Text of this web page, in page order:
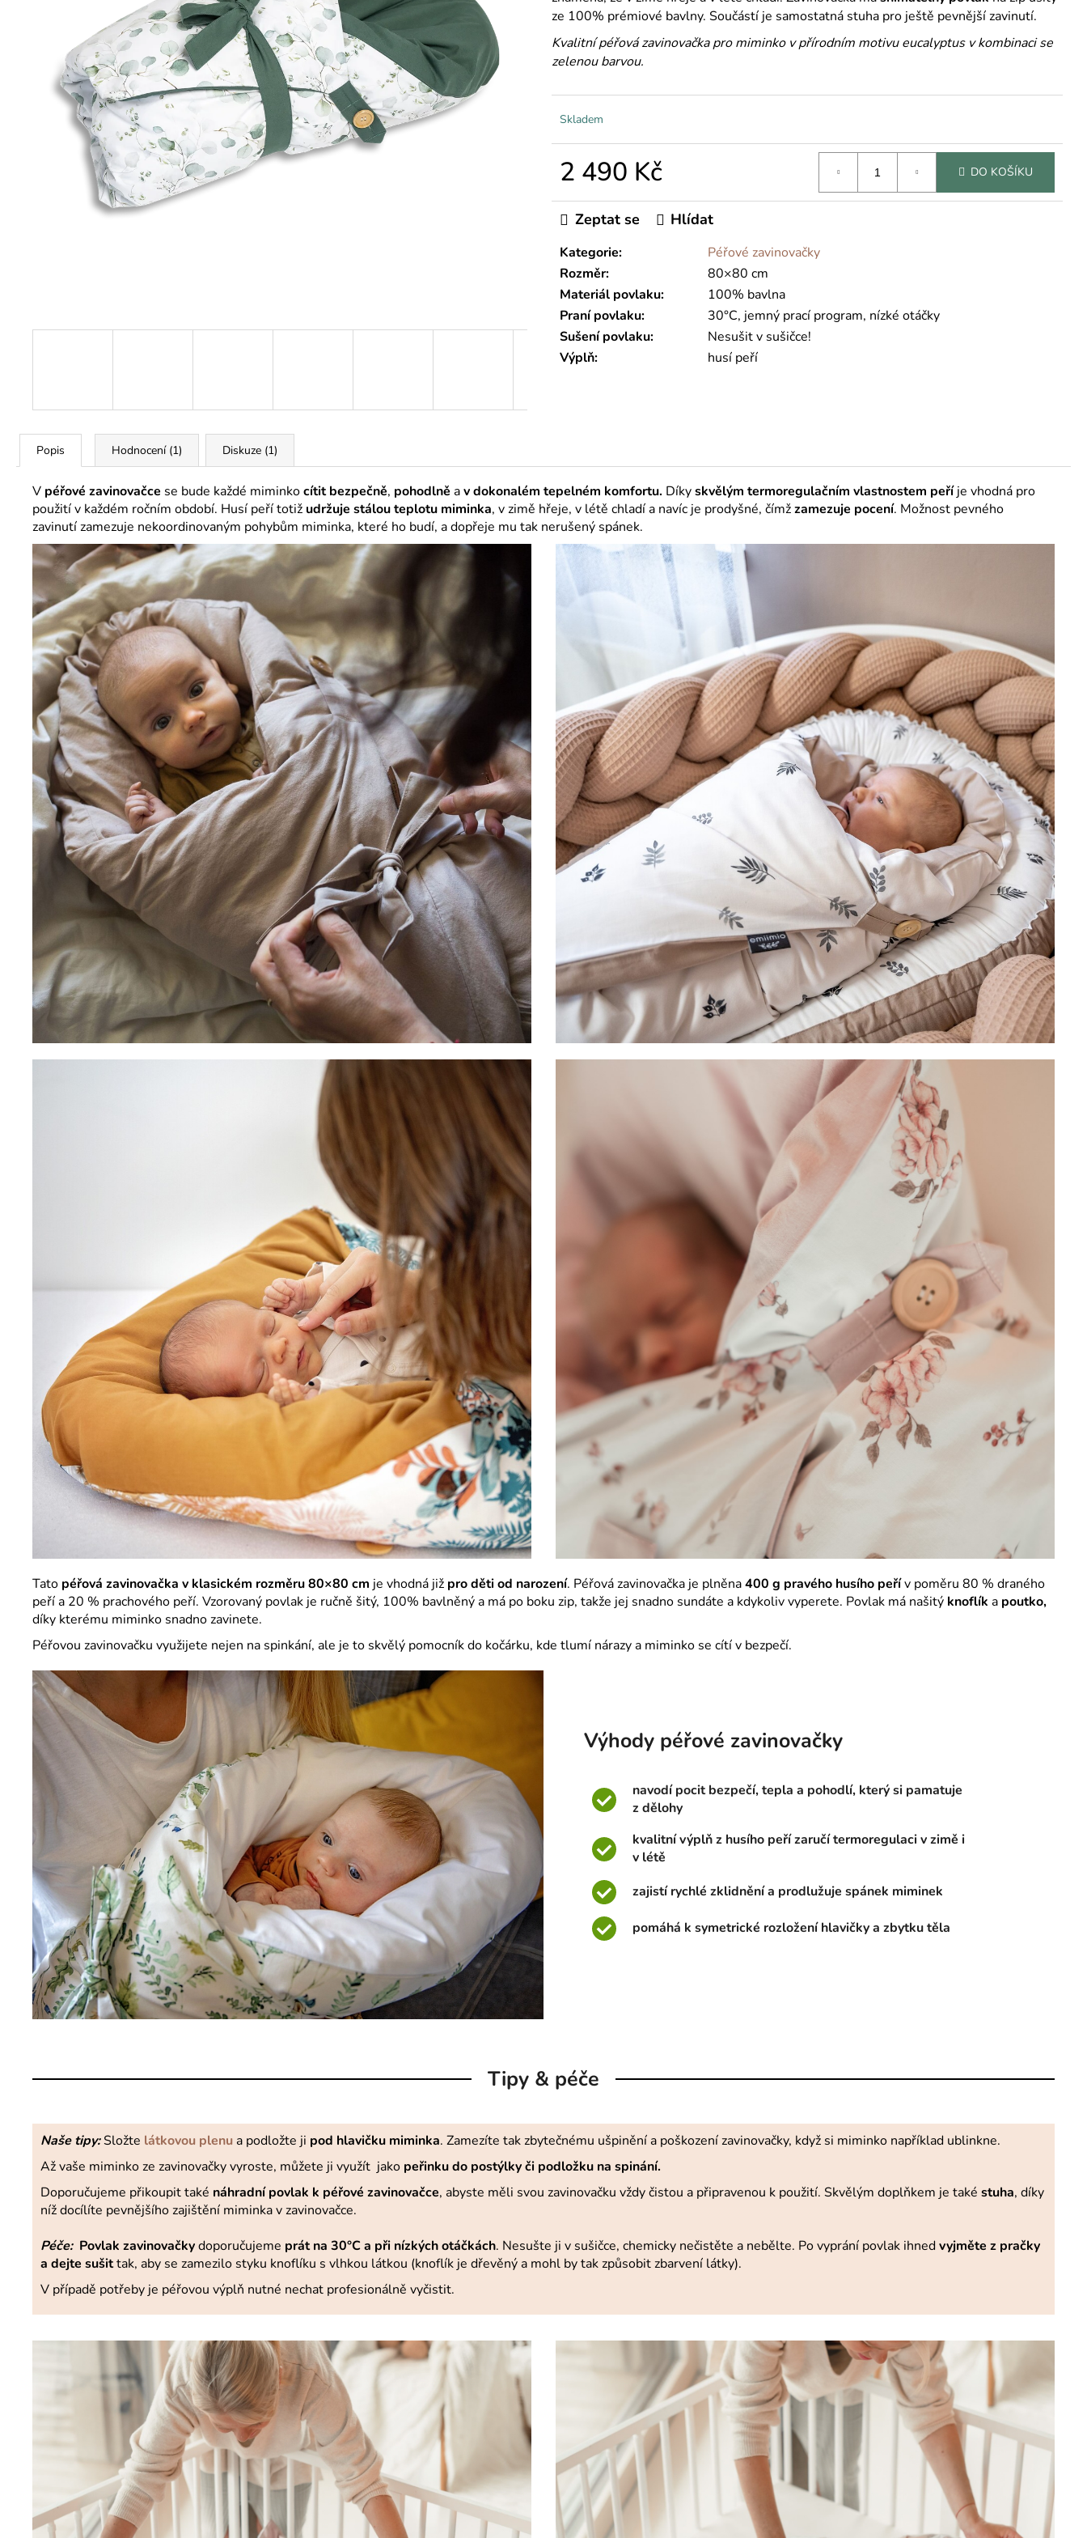
ze 100% prémiové bavlny. Součástí je samostatná stuha pro ještě pevnější zavinutí.
Kvalitní péřová zavinovačka pro miminko v přírodním motivu eucalyptus v kombinaci se
zelenou barvou.
Skladem
2 490 Kč DO KOŠÍKU
Kategorie:
Péřové zavinovačky
Rozměr:
80×80 cm
Materiál povlaku:
100% bavlna
Praní povlaku:
30°C, jemný prací program, nízké otáčky
Sušení povlaku:
Nesušit v sušičce!
Výplň: husí peří
Zeptat se Hlídat
Popis Hodnocení (1) Diskuze (1)
V péřové zavinovačce se bude každé miminkocítit bezpečně, pohodlně av dokonalém tepelném komfortu. Díkyskvělým termoregulačním vlastnostem peříje vhodná pro
použití v každém ročním období. Husí peří totiž udržuje stálou teplotu miminka, v zimě hřeje, v létě chladí a navíc je prodyšné, čímžzamezuje pocení. Možnost pevného
zavinutí zamezuje nekoordinovaným pohybům miminka, které ho budí, a dopřeje mu tak nerušený spánek.
Tato péřová zavinovačka v klasickém rozměru 80×80 cm je vhodná již pro děti od narození. Péřová zavinovačka je plněna400 g pravého husího peřív poměru 80 % draného
peří a 20 % prachového peří. Vzorovaný povlak je ručně šitý, 100% bavlněný a má po boku zip, takže jej snadno sundáte a kdykoliv vyperete. Povlak má našitý knoflík a poutko,
díky kterému miminko snadno zavinete.
Péřovou zavinovačku využijete nejen na spinkání, ale je to skvělý pomocník do kočárku, kde tlumí nárazy a miminko se cítí v bezpečí.
Výhody péřové zavinovačky
navodí pocit bezpečí, tepla a pohodlí, který si pamatuje
z dělohy
kvalitní výplň z husího peří zaručí termoregulaci v zimě i
v létě
zajistí rychlé zklidnění a prodlužuje spánek miminek
pomáhá k symetrické rozložení hlavičky a zbytku těla
Tipy & péče
Naše tipy:Složte látkovou plenua podložte ji pod hlavičku miminka. Zamezíte tak zbytečnému ušpinění a poškození zavinovačky, když si miminko například ublinkne.
Až vaše miminko ze zavinovačky vyroste, můžete ji využít jako peřinku do postýlky či podložku na spinání.
Doporučujeme přikoupit také náhradní povlak k péřové zavinovačce, abyste měli svou zavinovačku vždy čistou a připravenou k použití. Skvělým doplňkem je také stuha, díky
níž docílíte pevnějšího zajištění miminka v zavinovačce.
Péče: Povlak zavinovačkydoporučujeme prát na 30°C a při nízkých otáčkách. Nesušte ji v sušičce, chemicky nečistěte a nebělte. Po vyprání povlak ihnedvyjměte z pračky
a dejte sušittak, aby se zamezilo styku knoflíku s vlhkou látkou (knoflík je dřevěný a mohl by tak způsobit zbarvení látky).
V případě potřeby je péřovou výplň nutné nechat profesionálně vyčistit.